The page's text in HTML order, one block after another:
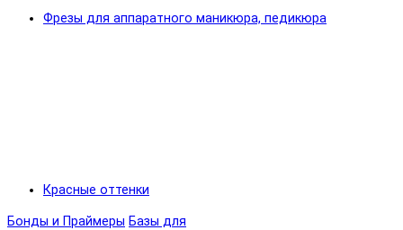
Фрезы для аппаратного маникюра, педикюра
Красные оттенки
Бонды и Праймеры Базы для